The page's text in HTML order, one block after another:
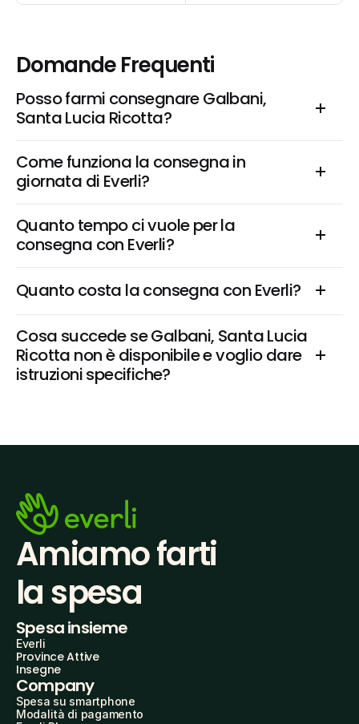
Domande Frequenti
Posso farmi consegnare Galbani,
Santa Lucia Ricotta?
Come funziona la consegna in
giornata di Everli?
Quanto tempo ci vuole per la
consegna con Everli?
Quanto costa la consegna con Everli?
Cosa succede se Galbani, Santa Lucia
Ricotta non è disponibile e voglio dare
istruzioni specifiche?
Amiamo farti
la spesa
Spesa insieme
Everli
Province Attive
Insegne
Company
Spesa su smartphone
Modalità di pagamento